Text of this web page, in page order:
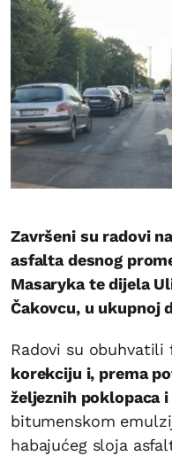
Završeni su radovi
asfalta desnog
Masaryka te dijela
Čakovcu, u ukupnoj
Radovi su obuhvatili
korekciju i, prema
željeznih poklopaca
bitumenskom
habajućeg sloja